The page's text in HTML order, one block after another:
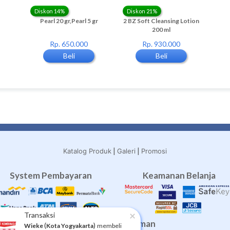
Diskon 14%
Pearl 20 gr,Pearl 5 gr
Rp. 650.000
Beli
Diskon 21%
2 BZ Soft Cleansing Lotion
200 ml
Rp. 930.000
Beli
Katalog Produk | Galeri | Promosi
System Pembayaran Keamanan Belanja
Layanan Pengiriman
×
Transaksi
Wieke(Kota Yogyakarta) membeli